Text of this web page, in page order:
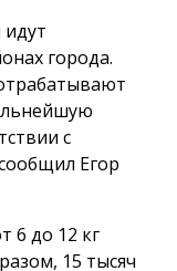
города.
с
Егор
6 до 12 кг
15 тысяч